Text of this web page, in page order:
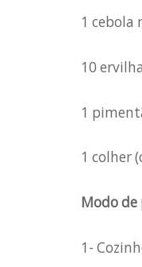
1 cebola
10
1
1 colher
Modo de
1-